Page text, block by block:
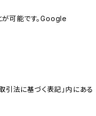
が可能です。Google
引法に基づく表記」内にある